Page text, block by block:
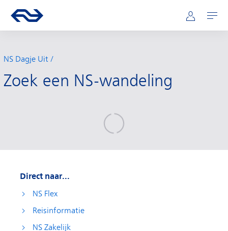
Hoofdnavigatie
Ga naar de homepage van ns.nl Mijn NS
Openen
NS Dagje Uit
Zoek een NS-wandeling
Direct naar...
NS Flex
Reisinformatie
NS Zakelijk